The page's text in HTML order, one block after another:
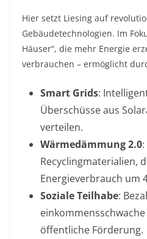
Hier setzt Liesing auf
Gebäudetechnologien. Im
Häuser“, die mehr Energie
verbrauchen – ermöglicht
Smart Grids:
Überschüsse aus
verteilen.
Wärmedämmung 2.0
Recyclingmaterialien,
Energieverbrauch um
Soziale Teilhabe:
öffentliche Förderung.